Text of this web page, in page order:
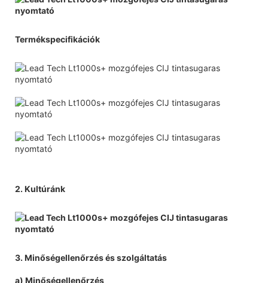
Termékspecifikációk
2. Kultúránk
3. Minőségellenőrzés és szolgáltatás
a) Minőségellenőrzés